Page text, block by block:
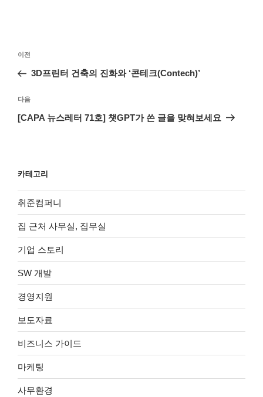
색
이
전
이전
3D프린터 건축의 진화와 ‘콘테크(Contech)’
다
음
다음
[CAPA 뉴스레터 71호] 챗GPT가 쓴 글을 맞혀보세요
카테고리
취준컴퍼니
집 근처 사무실, 집무실
기업 스토리
SW 개발
경영지원
보도자료
비즈니스 가이드
마케팅
사무환경